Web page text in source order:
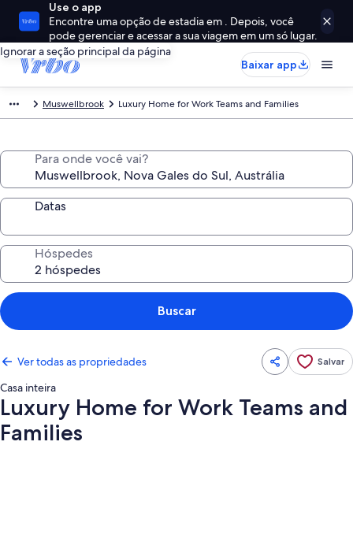
Use o app
Encontre uma opção de estadia em . Depois, você
pode gerenciar e acessar a sua viagem em um só lugar.
Ignorar a seção principal da página
Baixar app
Muswellbrook Luxury Home for Work Teams and Families
Para onde você vai?
Datas
Hóspedes
Buscar
Ver todas as propriedades Salvar
Casa inteira
Luxury Home for Work Teams and
Families